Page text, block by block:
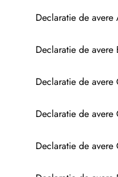
Declaratie de
Declaratie de
Declaratie de
Declaratie de
Declaratie de